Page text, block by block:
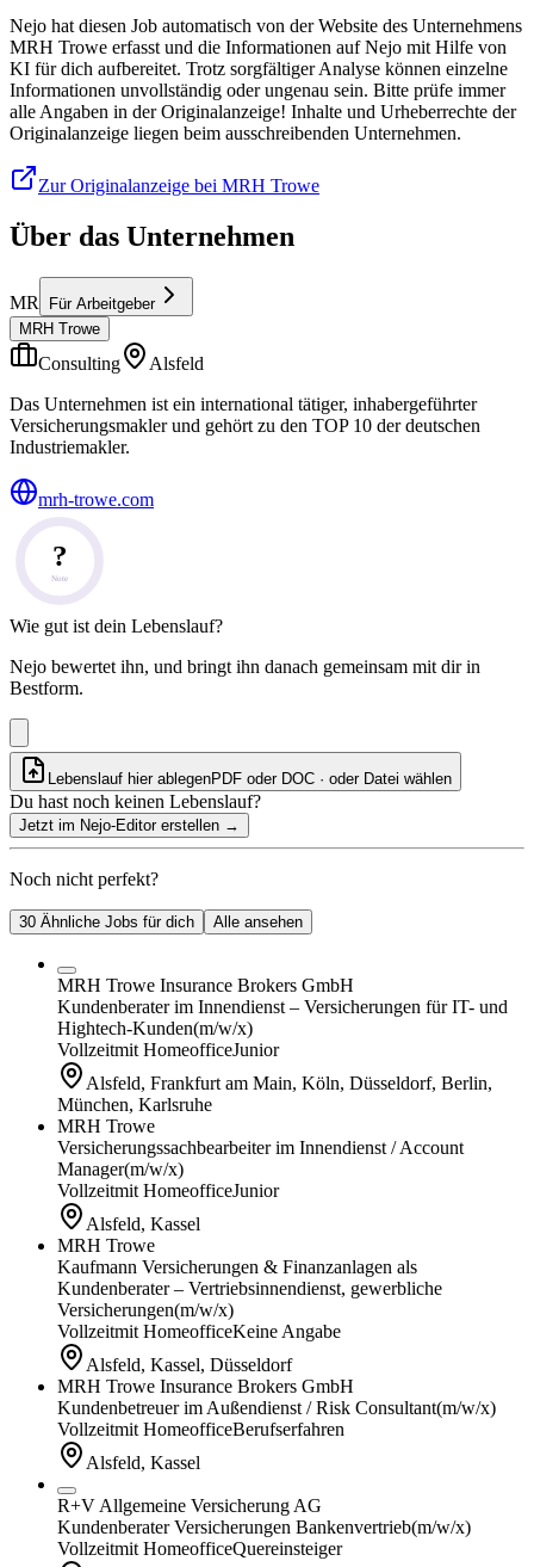
Nejo hat diesen Job automatisch von der Website des Unternehmens
MRH Trowe erfasst und die Informationen auf Nejo mit Hilfe von
KI für dich aufbereitet. Trotz sorgfältiger Analyse können einzelne
Informationen unvollständig oder ungenau sein. Bitte prüfe immer
alle Angaben in der Originalanzeige! Inhalte und Urheberrechte der
Originalanzeige liegen beim ausschreibenden Unternehmen.
Zur Originalanzeige bei MRH Trowe
Über das Unternehmen
MR
Für Arbeitgeber
MRH Trowe
Consulting
Alsfeld
Das Unternehmen ist ein international tätiger, inhabergeführter
Versicherungsmakler und gehört zu den TOP 10 der deutschen
Industriemakler.
mrh-trowe.com
?
Note
Wie gut ist dein Lebenslauf?
Nejo bewertet ihn, und bringt ihn danach gemeinsam mit dir in
Bestform.
Lebenslauf hier ablegenPDF oder DOC · oder Datei wählen
Du hast noch keinen Lebenslauf?
Jetzt im Nejo-Editor erstellen →
Noch nicht perfekt?
30 Ähnliche Jobs für dich Alle ansehen
MRH Trowe Insurance Brokers GmbH
Kundenberater im Innendienst – Versicherungen für IT- und
Hightech-Kunden(m/w/x)
Vollzeitmit HomeofficeJunior
Alsfeld, Frankfurt am Main, Köln, Düsseldorf, Berlin,
München, Karlsruhe
MRH Trowe
Versicherungssachbearbeiter im Innendienst / Account
Manager(m/w/x)
Vollzeitmit HomeofficeJunior
Alsfeld, Kassel
MRH Trowe
Kaufmann Versicherungen & Finanzanlagen als
Kundenberater – Vertriebsinnendienst, gewerbliche
Versicherungen(m/w/x)
Vollzeitmit HomeofficeKeine Angabe
Alsfeld, Kassel, Düsseldorf
MRH Trowe Insurance Brokers GmbH
Kundenbetreuer im Außendienst / Risk Consultant(m/w/x)
Vollzeitmit HomeofficeBerufserfahren
Alsfeld, Kassel
R+V Allgemeine Versicherung AG
Kundenberater Versicherungen Bankenvertrieb(m/w/x)
Vollzeitmit HomeofficeQuereinsteiger